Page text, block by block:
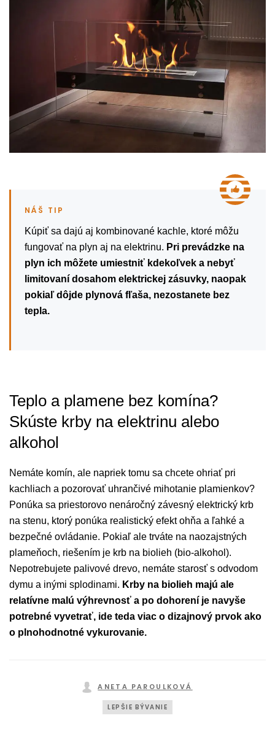
Kúpiť sa dajú aj kombinované kachle, ktoré môžu
fungovať na plyn aj na elektrinu. Pri prevádzke na
plyn ich môžete umiestniť kdekoľvek a nebyť
limitovaní dosahom elektrickej zásuvky, naopak
pokiaľ dôjde plynová fľaša, nezostanete bez
tepla.
Teplo a plamene bez komína?
Skúste krby na elektrinu alebo
alkohol
Nemáte komín, ale napriek tomu sa chcete ohriať pri
kachliach a pozorovať uhrančivé mihotanie plamienkov?
Ponúka sa priestorovo nenáročný závesný elektrický krb
na stenu, ktorý ponúka realistický efekt ohňa a ľahké a
bezpečné ovládanie. Pokiaľ ale trváte na naozajstných
plameňoch, riešením je krb na biolieh (bio-alkohol).
Nepotrebujete palivové drevo, nemáte starosť s odvodom
dymu a inými splodinami. Krby na biolieh majú ale
relatívne malú výhrevnosť a po dohorení je navyše
potrebné vyvetrať, ide teda viac o dizajnový prvok ako
o plnohodnotné vykurovanie.
ANETA PAROULKOVÁ
LEPŠIE BÝVANIE